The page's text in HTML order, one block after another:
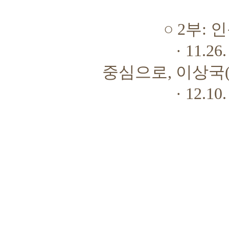
○ 2부:
· 11.26.
중심으로, 이상국
· 12.10.